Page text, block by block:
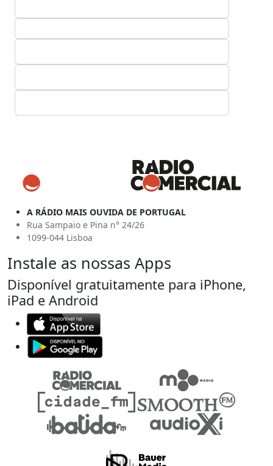
A RÁDIO MAIS OUVIDA DE PORTUGAL
Rua Sampaio e Pina n° 24/26
1099-044 Lisboa
Instale as nossas Apps
Disponível gratuitamente para iPhone,
iPad e Android